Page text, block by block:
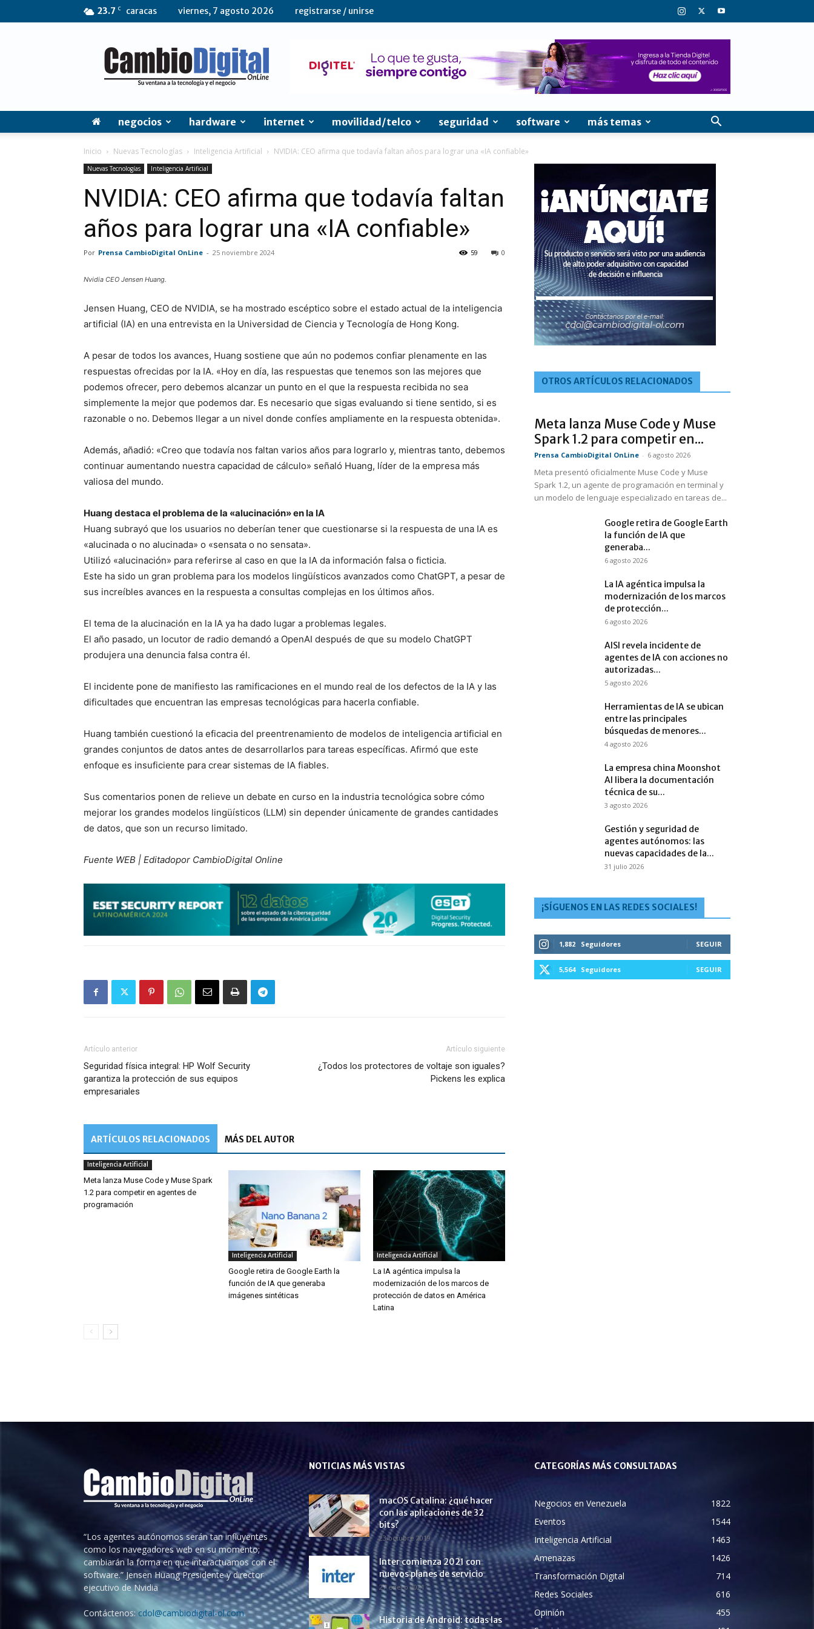
23.7 C caracas viernes, 7 agosto 2026 registrarse / unirse
CambioDigital
OnLine
negocios hardware internet movilidad/telco seguridad software más temas
Inicio Nuevas Tecnologías Inteligencia Artificial NVIDIA: CEO afirma que todavía faltan años para lograr una «IA confiable»
Nuevas Tecnologías Inteligencia Artificial
NVIDIA: CEO afirma que todavía faltan
años para lograr una «IA confiable»
Por Prensa CambioDigital OnLine - 25 noviembre 2024 0
59
Nvidia CEO Jensen Huang.
Jensen Huang, CEO de NVIDIA, se ha mostrado escéptico sobre el estado actual de la inteligencia
artificial (IA) en una entrevista en la Universidad de Ciencia y Tecnología de Hong Kong.
A pesar de todos los avances, Huang sostiene que aún no podemos confiar plenamente en las
respuestas ofrecidas por la IA. «Hoy en día, las respuestas que tenemos son las mejores que
podemos ofrecer, pero debemos alcanzar un punto en el que la respuesta recibida no sea
simplemente la mejor que podemos dar. Es necesario que sigas evaluando si tiene sentido, si es
razonable o no. Debemos llegar a un nivel donde confíes ampliamente en la respuesta obtenida».
Además, añadió: «Creo que todavía nos faltan varios años para lograrlo y, mientras tanto, debemos
continuar aumentando nuestra capacidad de cálculo» señaló Huang, líder de la empresa más
valiosa del mundo.
Huang destaca el problema de la «alucinación» en la IA
Huang subrayó que los usuarios no deberían tener que cuestionarse si la respuesta de una IA es
«alucinada o no alucinada» o «sensata o no sensata».
Utilizó «alucinación» para referirse al caso en que la IA da información falsa o ficticia.
Este ha sido un gran problema para los modelos lingüísticos avanzados como ChatGPT, a pesar de
sus increíbles avances en la respuesta a consultas complejas en los últimos años.
El tema de la alucinación en la IA ya ha dado lugar a problemas legales.
El año pasado, un locutor de radio demandó a OpenAI después de que su modelo ChatGPT
produjera una denuncia falsa contra él.
El incidente pone de manifiesto las ramificaciones en el mundo real de los defectos de la IA y las
dificultades que encuentran las empresas tecnológicas para hacerla confiable.
Huang también cuestionó la eficacia del preentrenamiento de modelos de inteligencia artificial en
grandes conjuntos de datos antes de desarrollarlos para tareas específicas. Afirmó que este
enfoque es insuficiente para crear sistemas de IA fiables.
Sus comentarios ponen de relieve un debate en curso en la industria tecnológica sobre cómo
mejorar los grandes modelos lingüísticos (LLM) sin depender únicamente de grandes cantidades
de datos, que son un recurso limitado.
Fuente WEB | Editadopor CambioDigital Online
Artículo anterior
Seguridad física integral: HP Wolf Security
garantiza la protección de sus equipos
empresariales
Artículo siguiente
¿Todos los protectores de voltaje son iguales?
Pickens les explica
ARTÍCULOS RELACIONADOS MÁS DEL AUTOR
Inteligencia Artificial
Meta lanza Muse Code y Muse Spark
1.2 para competir en agentes de
programación
Inteligencia Artificial
Google retira de Google Earth la
función de IA que generaba
imágenes sintéticas
Inteligencia Artificial
La IA agéntica impulsa la
modernización de los marcos de
protección de datos en América
Latina
OTROS ARTÍCULOS RELACIONADOS
Meta lanza Muse Code y Muse
Spark 1.2 para competir en...
Prensa CambioDigital OnLine - 6 agosto 2026
Meta presentó oficialmente Muse Code y Muse
Spark 1.2, un agente de programación en terminal y
un modelo de lenguaje especializado en tareas de...
Google retira de Google Earth
la función de IA que
generaba...
6 agosto 2026
La IA agéntica impulsa la
modernización de los marcos
de protección...
6 agosto 2026
AISI revela incidente de
agentes de IA con acciones no
autorizadas...
5 agosto 2026
Herramientas de IA se ubican
entre las principales
búsquedas de menores...
4 agosto 2026
La empresa china Moonshot
AI libera la documentación
técnica de su...
3 agosto 2026
Gestión y seguridad de
agentes autónomos: las
nuevas capacidades de la...
31 julio 2026
¡SÍGUENOS EN LAS REDES SOCIALES!
1,882 Seguidores SEGUIR
5,564 Seguidores SEGUIR
“Los agentes autónomos serán tan influyentes
como los navegadores web en su momento;
cambiarán la forma en que interactuamos con el
software.” Jensen Huang Presidente y director
ejecutivo de Nvidia
Contáctenos:cdol@cambiodigital-ol.com
NOTICIAS MÁS VISTAS
macOS Catalina: ¿qué hacer
con las aplicaciones de 32
bits?
23 octubre 2019
Inter comienza 2021 con
nuevos planes de servicio
27 enero 2021
Historia de Android: todas las
CATEGORÍAS MÁS CONSULTADAS
Negocios en Venezuela
1822
Eventos
1544
Inteligencia Artificial
1463
Amenazas
1426
Transformación Digital
714
Redes Sociales
616
Opinión
455